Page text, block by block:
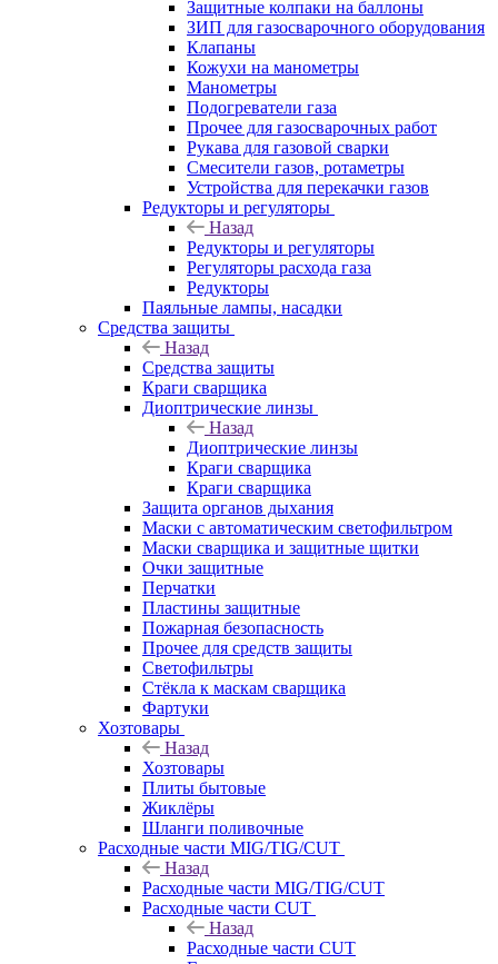
Защитные колпаки на баллоны
ЗИП для газосварочного оборудования
Клапаны
Кожухи на манометры
Манометры
Подогреватели газа
Прочее для газосварочных работ
Рукава для газовой сварки
Смесители газов, ротаметры
Устройства для перекачки газов
Редукторы и регуляторы
Назад
Редукторы и регуляторы
Регуляторы расхода газа
Редукторы
Паяльные лампы, насадки
Средства защиты
Назад
Средства защиты
Краги сварщика
Диоптрические линзы
Назад
Диоптрические линзы
Краги сварщика
Краги сварщика
Защита органов дыхания
Маски с автоматическим светофильтром
Маски сварщика и защитные щитки
Очки защитные
Перчатки
Пластины защитные
Пожарная безопасность
Прочее для средств защиты
Светофильтры
Стёкла к маскам сварщика
Фартуки
Хозтовары
Назад
Хозтовары
Плиты бытовые
Жиклёры
Шланги поливочные
Расходные части MIG/TIG/CUT
Назад
Расходные части MIG/TIG/CUT
Расходные части CUT
Назад
Расходные части CUT